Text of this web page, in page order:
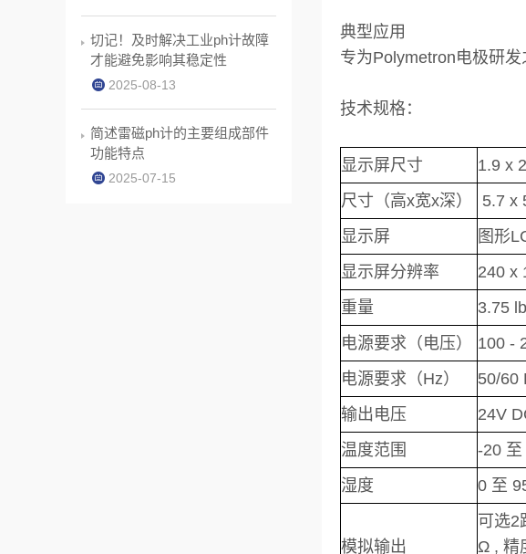
典型应用
专为Polymetron电极研
技术规格：
显示屏尺寸
1.9 x
尺寸（高x宽x深）
5.7 x
显示屏
图形
显示屏分辨率
240 x
重量
3.75
电源要求（电压）
100 -
电源要求（Hz）
50/60
输出电压
24V
温度范围
-20 至
湿度
0 至
模拟输出
可选2
Ω , 精
切记！及时解决工业ph计故障
才能避免影响其稳定性
2025-08-13
简述雷磁ph计的主要组成部件
功能特点
2025-07-15